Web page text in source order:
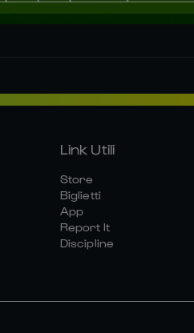
Link Utili
Store
Biglietti
App
Report It
Discipline